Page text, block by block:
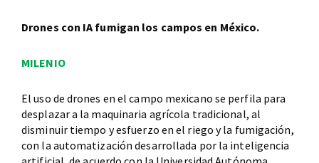
Drones con IA fumigan los campos en México.
MILENIO
El uso de drones en el campo mexicano se perfila para
desplazar a la maquinaria agrícola tradicional, al
disminuir tiempo y esfuerzo en el riego y la fumigación,
con la automatización desarrollada por la inteligencia